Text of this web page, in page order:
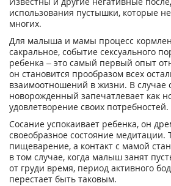
использования пустышки, которые
многих.
Для малыша и мамы процесс
сакральное, событие сексуального
ребенка – это самый первый опыт
он становится прообразом всех
взаимоотношений в жизни. В случае
новорожденный запечатлевает как
удовлетворение своих потребностей.
Сосание успокаивает ребенка, он
своеобразное состояние медитации.
пищеварение, а контакт с мамой
в том случае, когда малыш занят
от груди время, период активного
перестает быть таковым.